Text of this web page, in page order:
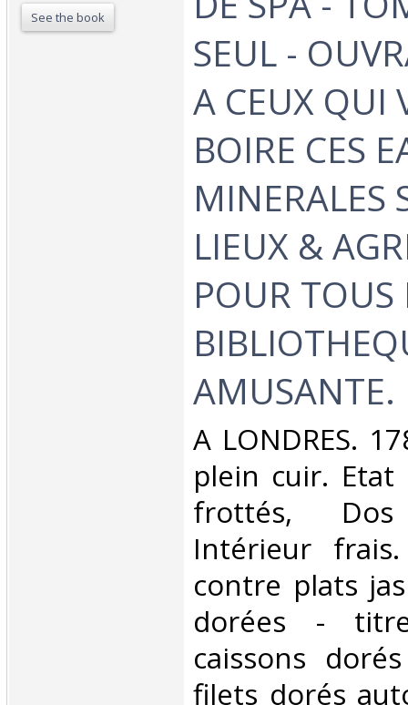
See the book
SEUL -
A CEUX QUI
BOIRE CES
MINERALES
LIEUX &
POUR TOUS
AMUSANTE.‎
‎A LONDRES.
plein cuir. Etat
frottés, Dos
Intérieur
contre plats
dorées -
caissons
filets dorés